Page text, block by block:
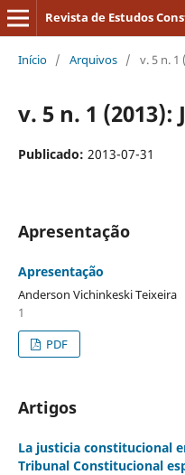
Início / Arquivos / v. 5 n. 1
v. 5 n. 1
Publicado: 2013-07-31
Apresentação
Apresentação
Anderson Vichinkeski Teixeira
1
PDF
Artigos
La justicia constitucional
Tribunal Constitucional